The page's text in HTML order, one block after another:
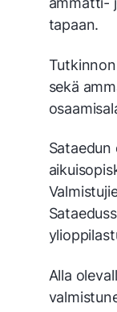
tapaan.
sekä
Alla